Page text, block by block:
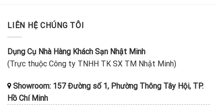
LIÊN HỆ CHÚNG TÔI
Dụng Cụ Nhà Hàng Khách Sạn Nhật Minh
(Trực thuộc Công ty TNHH TK SX TM Nhật Minh)
Showroom: 157 Đường số 1, Phường Thông Tây Hội, TP.
Hồ Chí Minh